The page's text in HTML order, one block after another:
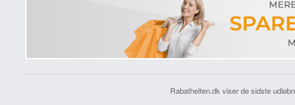
Rabathelten.dk viser de sidste